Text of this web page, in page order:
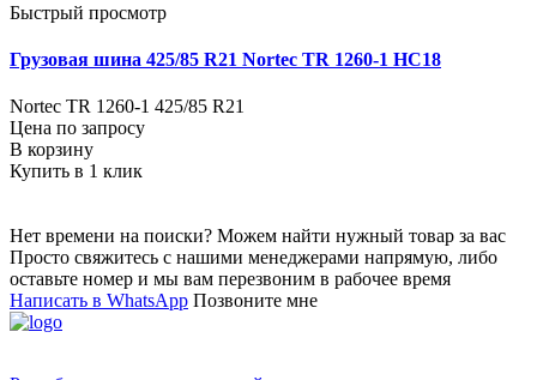
Быстрый просмотр
Грузовая шина 425/85 R21 Nortec TR 1260-1 НС18
Nortec TR 1260-1 425/85 R21
Цена по запросу
В корзину
Купить в 1 клик
Нет времени на поиски? Можем найти нужный товар за вас
Просто свяжитесь с нашими менеджерами напрямую, либо
оставьте номер и мы вам перезвоним в рабочее время
Написать в WhatsApp Позвоните мне